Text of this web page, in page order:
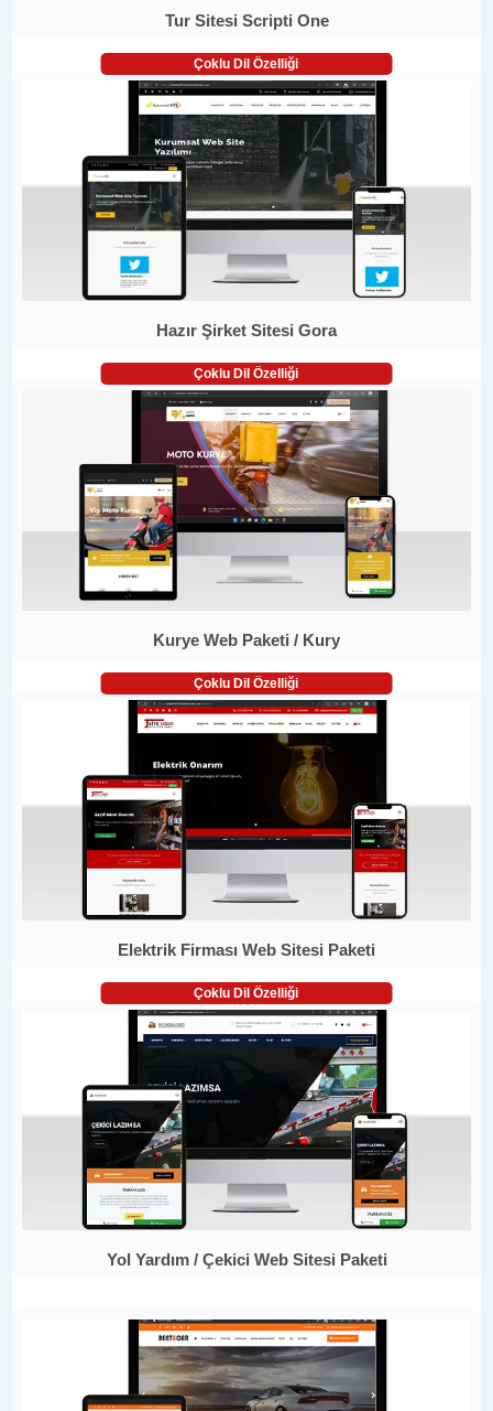
Tur Sitesi Scripti One
Çoklu Dil Özelliği
Hazır Şirket Sitesi Gora
Çoklu Dil Özelliği
Kurye Web Paketi / Kury
Çoklu Dil Özelliği
Elektrik Firması Web Sitesi Paketi
Çoklu Dil Özelliği
Yol Yardım / Çekici Web Sitesi Paketi